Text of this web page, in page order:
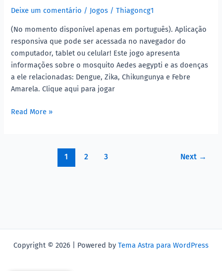
Deixe um comentário / Jogos /Thiagoncg1
(No momento disponível apenas em português). Aplicação
responsiva que pode ser acessada no navegador do
computador, tablet ou celular! Este jogo apresenta
informações sobre o mosquito Aedes aegypti e as doenças
a ele relacionadas: Dengue, Zika, Chikungunya e Febre
Amarela. Clique aqui para jogar
Read More »
1 2 3 Next →
Copyright © 2026 | Powered by Tema Astra para WordPress